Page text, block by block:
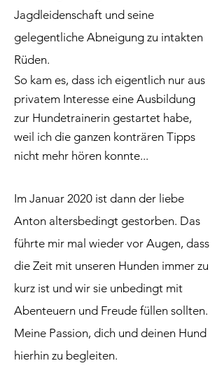
Jagdleidenschaft und seine
gelegentliche Abneigung zu intakten
Rüden.
So kam es, dass ich eigentlich nur aus
privatem Interesse eine Ausbildung
zur Hundetrainerin gestartet habe,
weil ich die ganzen konträren Tipps
nicht mehr hören konnte...
Im Januar 2020 ist dann der liebe
Anton altersbedingt gestorben. Das
führte mir mal wieder vor Augen, dass
die Zeit mit unseren Hunden immer zu
kurz ist und wir sie unbedingt mit
Abenteuern und Freude füllen sollten.
Meine Passion, dich und deinen Hund
hierhin zu begleiten.